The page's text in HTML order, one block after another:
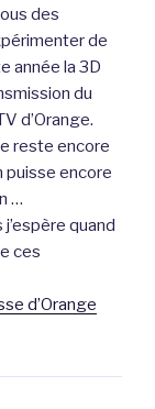
des
de
année la 3D
du
d’Orange.
reste encore
puisse encore
…
quand
ces
d’Orange